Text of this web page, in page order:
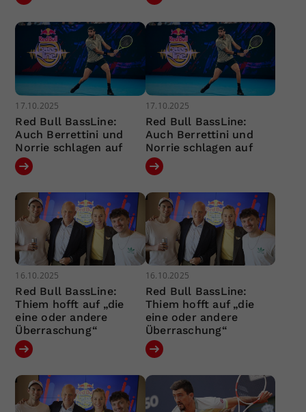
17.10.2025
Red Bull BassLine:
Auch Berrettini und
Norrie schlagen auf
17.10.2025
Red Bull BassLine:
Auch Berrettini und
Norrie schlagen auf
16.10.2025
Red Bull BassLine:
Thiem hofft auf „die
eine oder andere
Überraschung“
16.10.2025
Red Bull BassLine:
Thiem hofft auf „die
eine oder andere
Überraschung“